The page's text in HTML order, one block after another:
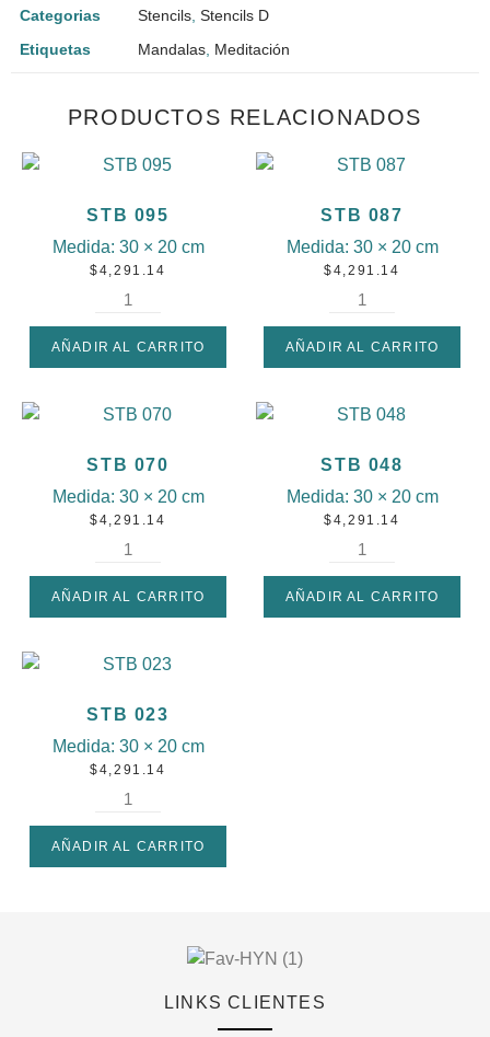
Categorias Stencils Stencils D
Etiquetas
Mandalas Meditación
PRODUCTOS RELACIONADOS
STB 095
Medida: 30 × 20 cm
$4,291.14
AÑADIR AL CARRITO
STB 087
Medida: 30 × 20 cm
$4,291.14
AÑADIR AL CARRITO
STB 070
Medida: 30 × 20 cm
$4,291.14
AÑADIR AL CARRITO
STB 048
Medida: 30 × 20 cm
$4,291.14
AÑADIR AL CARRITO
STB 023
Medida: 30 × 20 cm
$4,291.14
AÑADIR AL CARRITO
LINKS CLIENTES